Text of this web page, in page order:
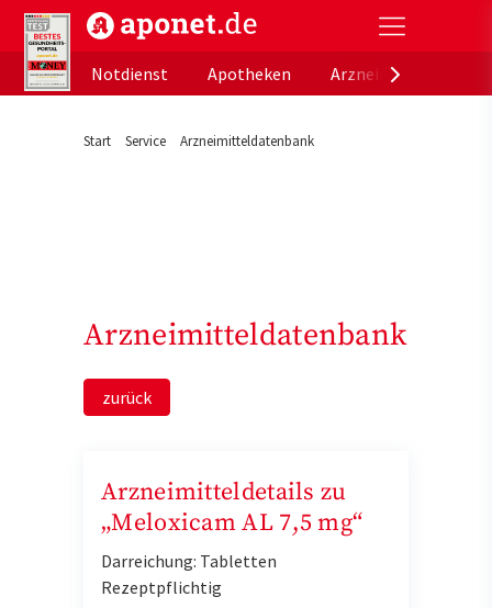
aponet.de - Das offizielle Gesundheitsportal der
Notdienst
Apotheken
Start Service Arzneimitteldatenbank
Arzneimitteldatenbank
zurück
Arzneimitteldetails zu
„Meloxicam AL 7,5 mg“
Darreichung: Tabletten
Rezeptpflichtig